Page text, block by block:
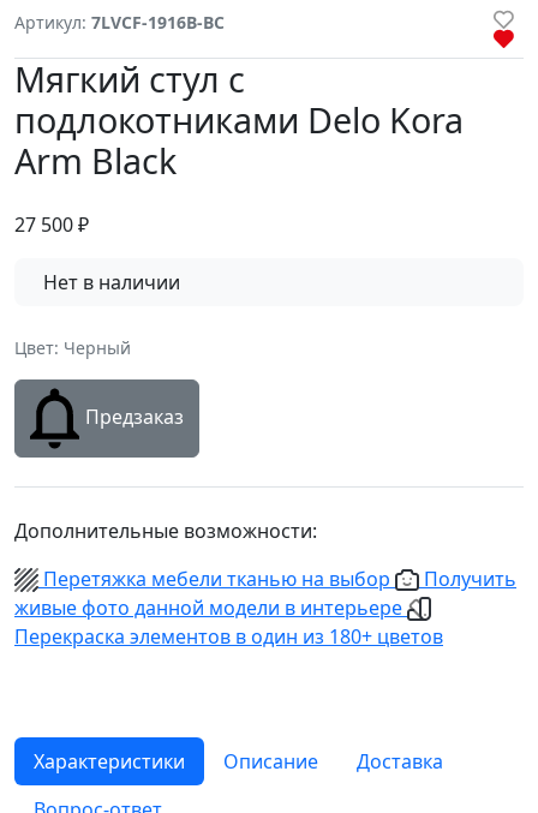
Артикул: 7LVCF-1916B-BC
Мягкий стул с
подлокотниками Delo Kora
Arm Black
27 500₽
Нет в наличии
Цвет: Черный
Предзаказ
Дополнительные возможности:
Перетяжка мебели тканью на выбор
Получить
живые фото данной модели в интерьере
Перекраска элементов в один из 180+ цветов
Характеристики Описание
Доставка